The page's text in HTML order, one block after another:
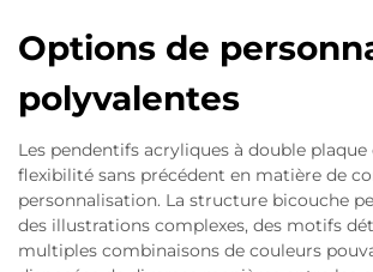
Options de
polyvalentes
Les pendentifs acryliques à double
flexibilité sans précédent en matière de
personnalisation. La structure bicouche
des illustrations complexes, des motifs
multiples combinaisons de couleurs